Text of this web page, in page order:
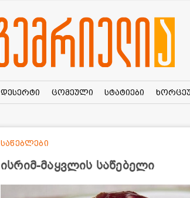
დესერტი ცომეული სტატიები
ისრიმ-მაყვლის საწებელი
საწებლები